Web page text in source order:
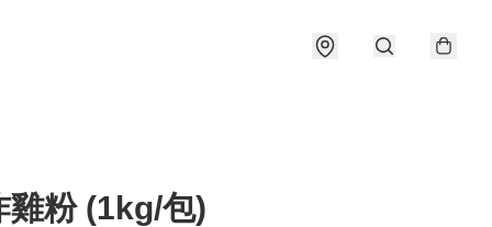
雞粉 (1kg/包)